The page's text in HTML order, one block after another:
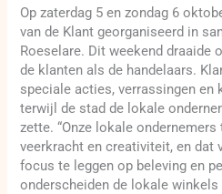
Op zaterdag 5 en zondag 6
van de Klant georganiseerd in
Roeselare. Dit weekend draaide
de klanten als de handelaars.
speciale acties, verrassingen en
terwijl de stad de lokale
zette. “Onze lokale
veerkracht en creativiteit, en dat
focus te leggen op beleving en
onderscheiden de lokale